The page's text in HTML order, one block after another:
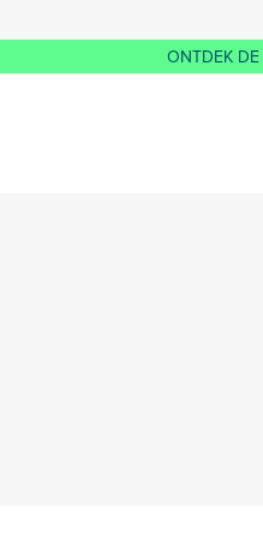
ONTDEK DE